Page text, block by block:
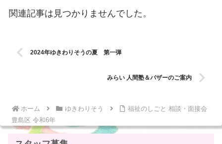
関連記事は見つかりませんでした。
2024年ゆきわりそうの夏 第一弾
みらい 人間塾＆バザーのご案内
ホーム ゆきわりそう
福祉のしごと 相談・面接会
豊島区 令和6年